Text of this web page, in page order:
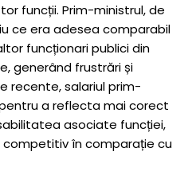
funcții. Prim-ministrul, de
ce era adesea comparabil
funcționari publici din
generând frustrări și
recente, salariul prim-
a reflecta mai corect
asociate funcției,
competitiv în comparație cu